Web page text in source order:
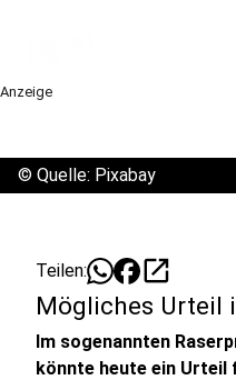
Anzeige
© Quelle: Pixabay
Teilen: open_in_new
Mögliches Urteil
Im sogenannten
könnte heute ein Urteil